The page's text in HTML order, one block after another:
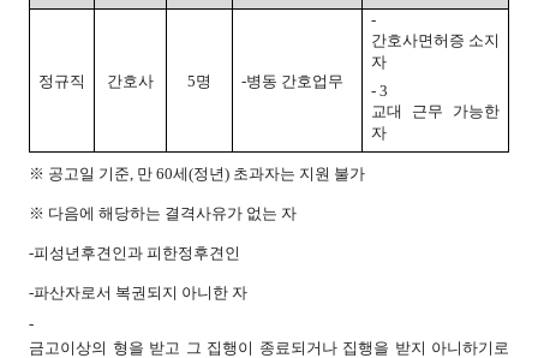
정규직 간호사 5명 -병동 간호업무
-
간호사면허증 소지
자
- 3
교대 근무 가능한
자
※ 공고일 기준, 만 60세(정년) 초과자는 지원 불가
※ 다음에 해당하는 결격사유가 없는 자
-피성년후견인과 피한정후견인
-파산자로서 복권되지 아니한 자
-
금고이상의 형을 받고 그 집행이 종료되거나 집행을 받지 아니하기로